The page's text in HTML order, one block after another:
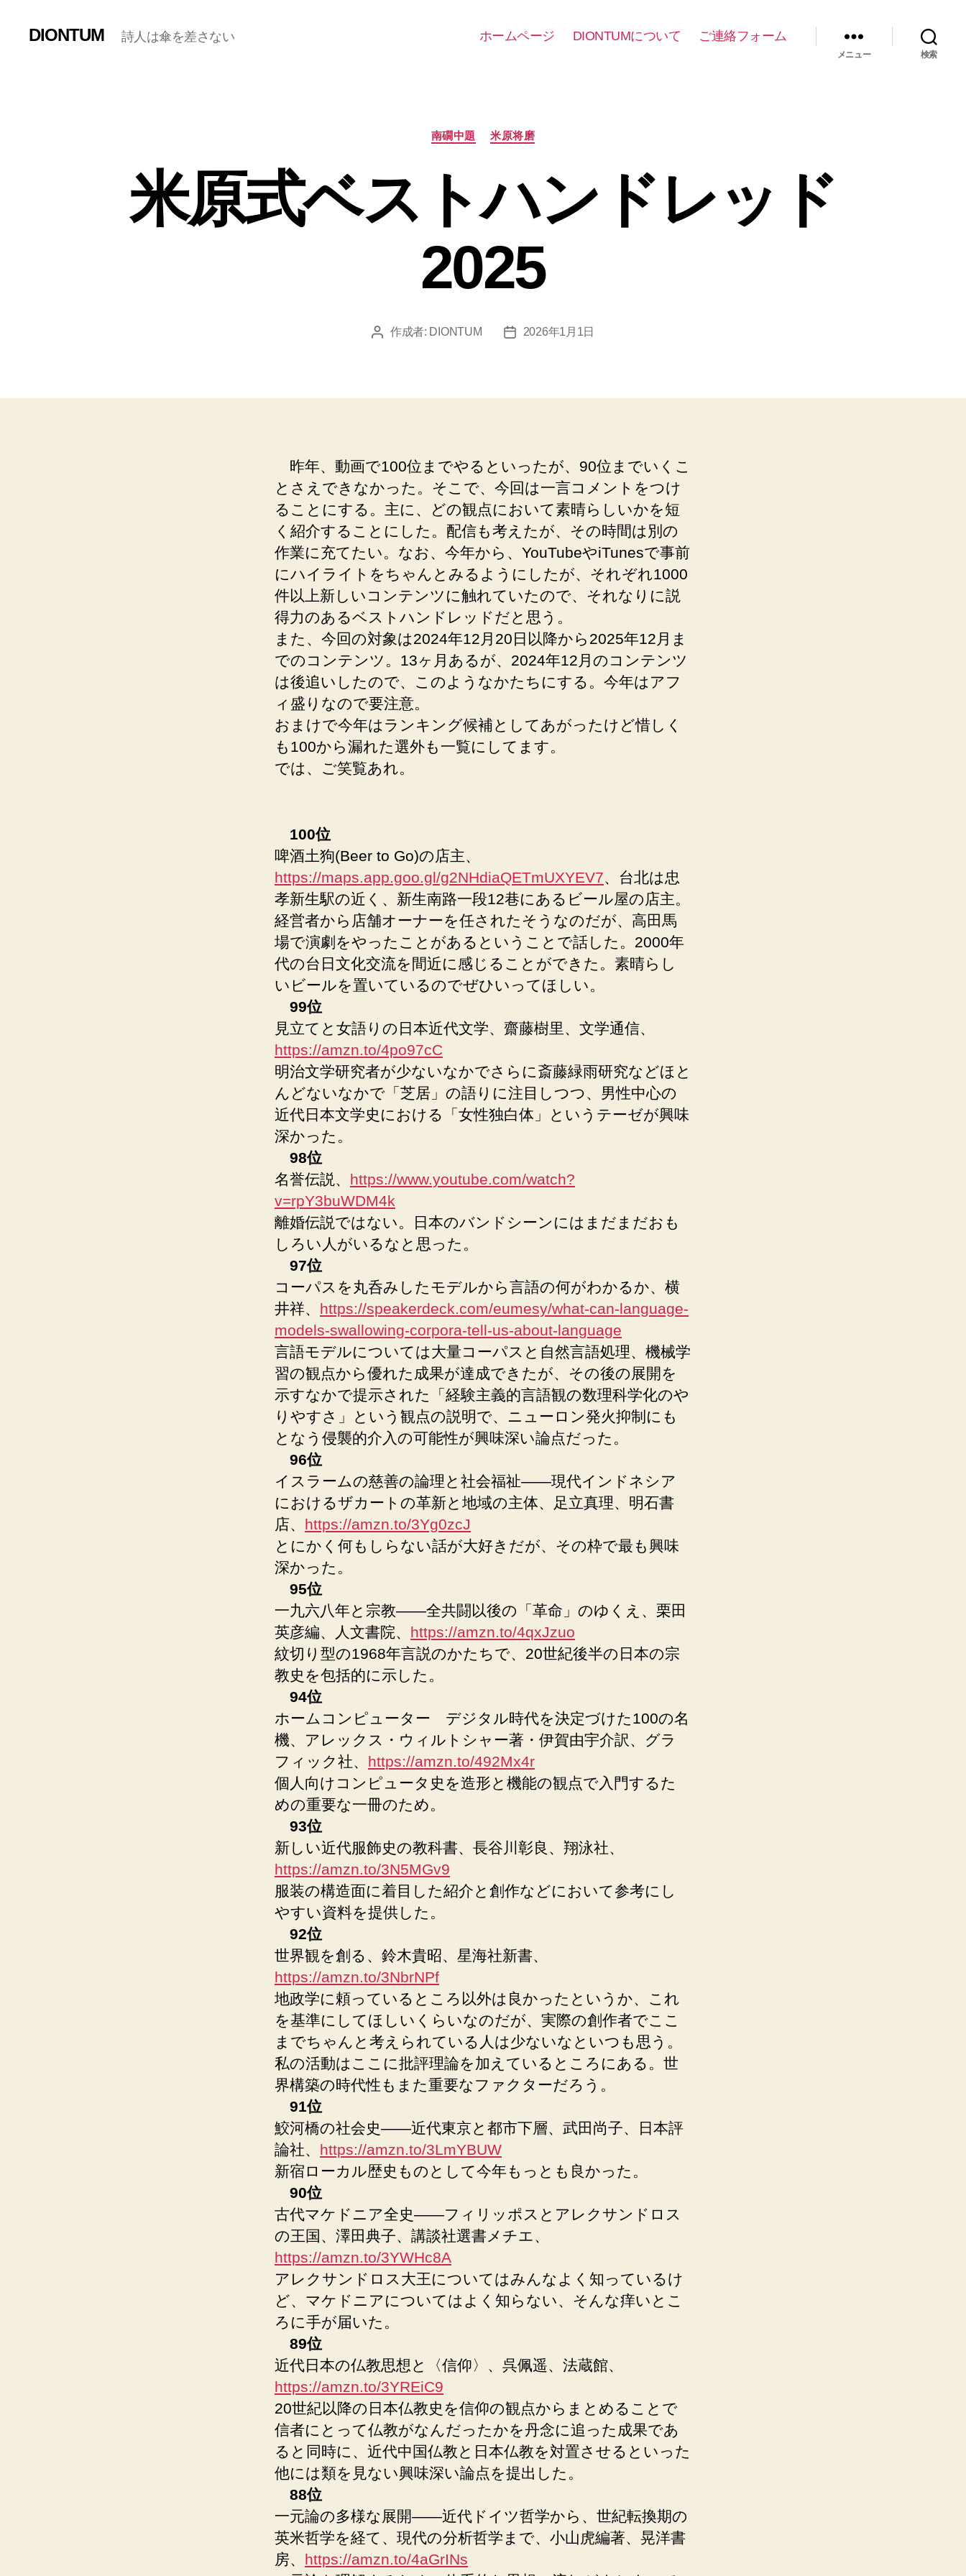
DIONTUM 詩人は傘を差さない ホームページ DIONTUMについて ご連絡フォーム
メニュー 検索
カ
テ
ー
南礀中題 米原将磨
米原式ベストハンドレッド
2025
投 作成者: DIONTUM
投
2026年1月1日
昨年、動画で100位までやるといったが、90位までいくこ
とさえできなかった。そこで、今回は一言コメントをつけ
ることにする。主に、どの観点において素晴らしいかを短
く紹介することにした。配信も考えたが、その時間は別の
作業に充てたい。なお、今年から、YouTubeやiTunesで事前
にハイライトをちゃんとみるようにしたが、それぞれ1000
件以上新しいコンテンツに触れていたので、それなりに説
得力のあるベストハンドレッドだと思う。
また、今回の対象は2024年12月20日以降から2025年12月ま
でのコンテンツ。13ヶ月あるが、2024年12月のコンテンツ
は後追いしたので、このようなかたちにする。今年はアフ
ィ盛りなので要注意。
おまけで今年はランキング候補としてあがったけど惜しく
も100から漏れた選外も一覧にしてます。
では、ご笑覧あれ。
100位
啤酒土狗(Beer to Go)の店主、
https://maps.app.goo.gl/g2NHdiaQETmUXYEV7 、台北は忠
孝新生駅の近く、新生南路一段12巷にあるビール屋の店主。
経営者から店舗オーナーを任されたそうなのだが、高田馬
場で演劇をやったことがあるということで話した。2000年
代の台日文化交流を間近に感じることができた。素晴らし
いビールを置いているのでぜひいってほしい。
99位
見立てと女語りの日本近代文学、齋藤樹里、文学通信、
https://amzn.to/4po97cC
明治文学研究者が少ないなかでさらに斎藤緑雨研究などほと
んどないなかで「芝居」の語りに注目しつつ、男性中心の
近代日本文学史における「女性独白体」というテーゼが興味
深かった。
98位
名誉伝説、 https://www.youtube.com/watch?
v=rpY3buWDM4k
離婚伝説ではない。日本のバンドシーンにはまだまだおも
しろい人がいるなと思った。
97位
コーパスを丸呑みしたモデルから言語の何がわかるか、横
井祥、 https://speakerdeck.com/eumesy/what-can-language-
models-swallowing-corpora-tell-us-about-language
言語モデルについては大量コーパスと自然言語処理、機械学
習の観点から優れた成果が達成できたが、その後の展開を
示すなかで提示された「経験主義的言語観の数理科学化のや
りやすさ」という観点の説明で、ニューロン発火抑制にも
となう侵襲的介入の可能性が興味深い論点だった。
96位
イスラームの慈善の論理と社会福祉――現代インドネシア
におけるザカートの革新と地域の主体、足立真理、明石書
店、 https://amzn.to/3Yg0zcJ
とにかく何もしらない話が大好きだが、その枠で最も興味
深かった。
95位
一九六八年と宗教——全共闘以後の「革命」のゆくえ、栗田
英彦編、人文書院、 https://amzn.to/4qxJzuo
紋切り型の1968年言説のかたちで、20世紀後半の日本の宗
教史を包括的に示した。
94位
ホームコンピューター デジタル時代を決定づけた100の名
機、アレックス・ウィルトシャー著・伊賀由宇介訳、グラ
フィック社、 https://amzn.to/492Mx4r
個人向けコンピュータ史を造形と機能の観点で入門するた
めの重要な一冊のため。
93位
新しい近代服飾史の教科書、長谷川彰良、翔泳社、
https://amzn.to/3N5MGv9
服装の構造面に着目した紹介と創作などにおいて参考にし
やすい資料を提供した。
92位
世界観を創る、鈴木貴昭、星海社新書、
https://amzn.to/3NbrNPf
地政学に頼っているところ以外は良かったというか、これ
を基準にしてほしいくらいなのだが、実際の創作者でここ
までちゃんと考えられている人は少ないなといつも思う。
私の活動はここに批評理論を加えているところにある。世
界構築の時代性もまた重要なファクターだろう。
91位
鮫河橋の社会史――近代東京と都市下層、武田尚子、日本評
論社、 https://amzn.to/3LmYBUW
新宿ローカル歴史ものとして今年もっとも良かった。
90位
古代マケドニア全史――フィリッポスとアレクサンドロス
の王国、澤田典子、講談社選書メチエ、
https://amzn.to/3YWHc8A
アレクサンドロス大王についてはみんなよく知っているけ
ど、マケドニアについてはよく知らない、そんな痒いとこ
ろに手が届いた。
89位
近代日本の仏教思想と〈信仰〉、呉佩遥、法蔵館、
https://amzn.to/3YREiC9
20世紀以降の日本仏教史を信仰の観点からまとめることで
信者にとって仏教がなんだったかを丹念に追った成果であ
ると同時に、近代中国仏教と日本仏教を対置させるといった
他には類を見ない興味深い論点を提出した。
88位
一元論の多様な展開――近代ドイツ哲学から、世紀転換期の
英米哲学を経て、現代の分析哲学まで、小山虎編著、晃洋書
房、 https://amzn.to/4aGrINs